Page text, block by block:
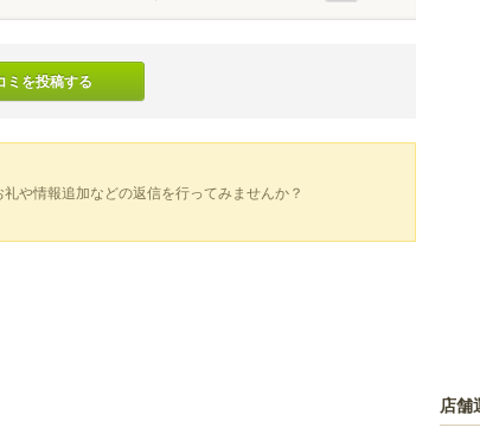
ミを投稿する
や情報追加などの返信を行ってみませんか？
店舗